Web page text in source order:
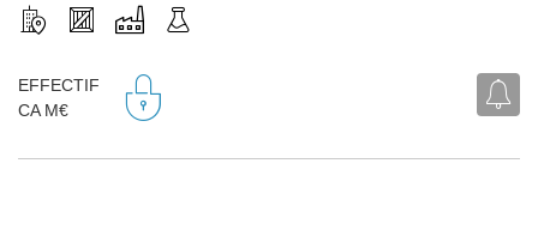
EFFECTIF
CA M€